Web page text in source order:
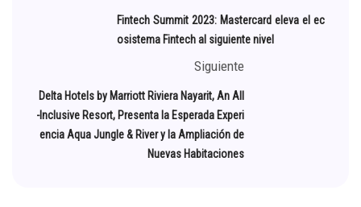
Fintech Summit 2023: Mastercard eleva el ec
osistema Fintech al siguiente nivel
Siguiente
Delta Hotels by Marriott Riviera Nayarit, An All
-Inclusive Resort, Presenta la Esperada Experi
encia Aqua Jungle & River y la Ampliación de
Nuevas Habitaciones